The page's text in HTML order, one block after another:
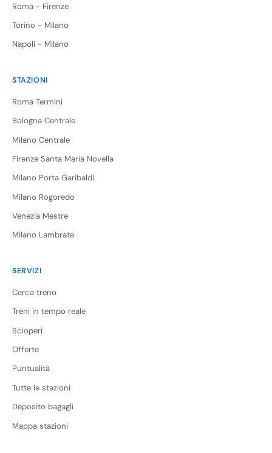
Roma - Firenze
Torino - Milano
Napoli - Milano
STAZIONI
Roma Termini
Bologna Centrale
Milano Centrale
Firenze Santa Maria Novella
Milano Porta Garibaldi
Milano Rogoredo
Venezia Mestre
Milano Lambrate
SERVIZI
Cerca treno
Treni in tempo reale
Scioperi
Offerte
Puntualità
Tutte le stazioni
Deposito bagagli
Mappa stazioni